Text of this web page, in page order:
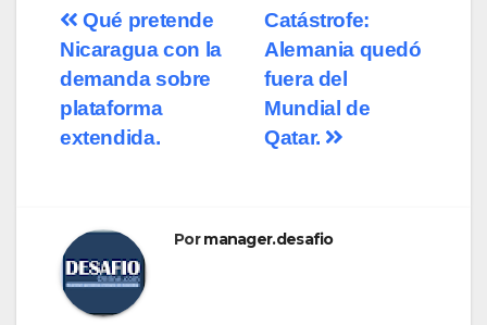
Catástrofe:
Alemania quedó
fuera del
Mundial de
Qatar.
Qué pretende
Nicaragua con la
demanda sobre
plataforma
extendida.
Pormanager.desafio